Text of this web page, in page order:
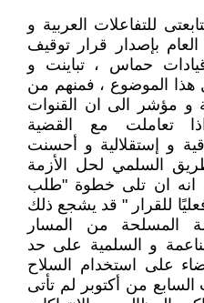
للتفاعلات العربية و
بإصدار قرار توقيف
حماس ، تباينت و
هذا الموضوع ، فمنهم من
و مؤشر الى ان القنوات
اذا تعاملت مع القضية
و إستقلالية و أحسنت
السلمي لحل الأزمة
انه ان تلى خطوة "طلب
للقرار " قد يشجع ذلك
المسلحة من المسار
و السلمية على حد
على استخدام السلاح
من أكتوبر لم تأتى